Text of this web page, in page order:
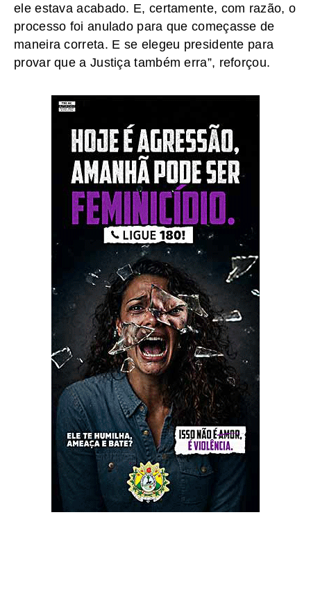
ele estava acabado. E, certamente, com razão, o
processo foi anulado para que começasse de
maneira correta. E se elegeu presidente para
provar que a Justiça também erra”, reforçou.